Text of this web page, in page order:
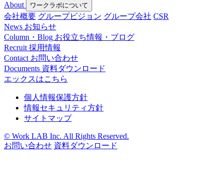
About
ワークラボについて
会社概要 グループビジョン グループ会社 CSR
News お知らせ
Column・Blog お役立ち情報・ブログ
Recruit 採用情報
Contact お問い合わせ
Documents 資料ダウンロード
エックスはこちら
個人情報保護方針
情報セキュリティ方針
サイトマップ
© Work LAB Inc. All Rights Reserved.
お問い合わせ 資料ダウンロード